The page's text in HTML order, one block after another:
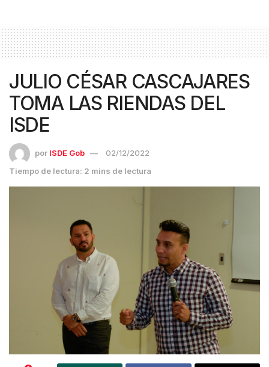
JULIO CÉSAR CASCAJARES
TOMA LAS RIENDAS DEL
ISDE
por ISDE Gob
02/12/2022
Tiempo de lectura: 2 mins de lectura